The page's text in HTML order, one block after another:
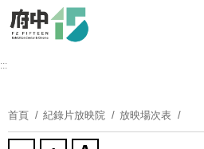
要
塊
:::
首頁 紀錄片放映院 放映場次表